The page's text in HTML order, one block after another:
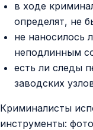
в ходе
определят, не
не наносилось
неподлинным
есть ли следы
заводских
Криминалисты
инструменты: